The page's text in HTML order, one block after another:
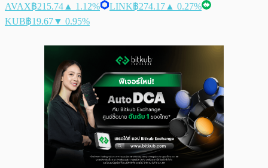
AVAX฿215.74 ▲ 1.12% LINK฿274.17 ▲ 0.27%
KUB฿19.67▼ 0.95%